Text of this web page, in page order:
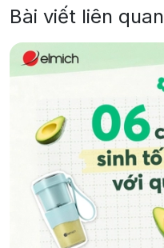
Bài viết liên quan